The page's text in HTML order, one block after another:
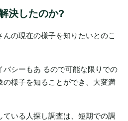
決したのか?
の現在の様子を知りたいとのこ
バシーもあ るので可能な限りでの
の様子を知ることができ、大変満
ている人探し調査は、短期での調